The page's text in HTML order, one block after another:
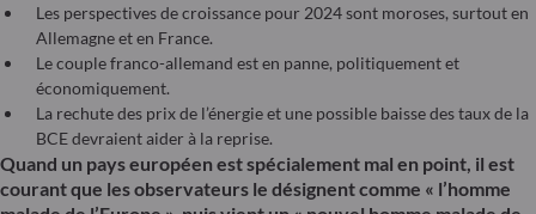
Les perspectives de croissance pour 2024 sont moroses, surtout en
Allemagne et en France.
Le couple franco-allemand est en panne, politiquement et
économiquement.
La rechute des prix de l’énergie et une possible baisse des taux de la
BCE devraient aider à la reprise.
Quand un pays européen est spécialement mal en point, il est
courant que les observateurs le désignent comme « l’homme